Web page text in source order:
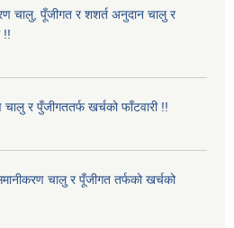
चालु, पूँजीगत र शशर्त अनुदान चालु र
!!
र पुँजीगततर्फ खर्चको फाँटवारी !!
चालु र पूँजीगत तर्फको खर्चको